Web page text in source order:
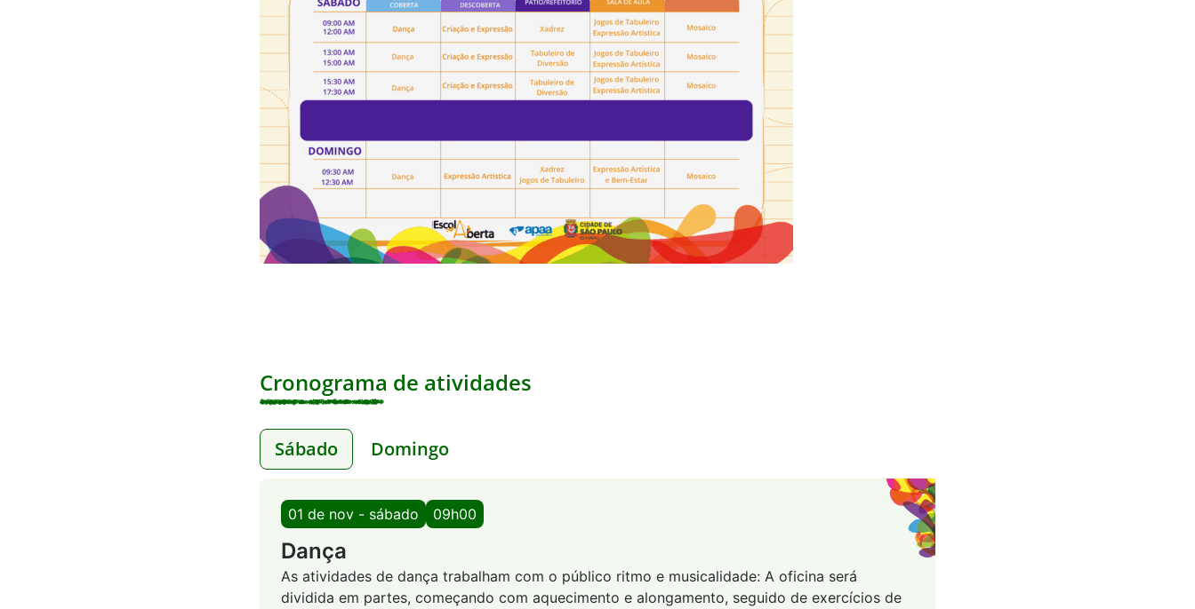
Cronograma de atividades
Sábado Domingo
01 de nov - sábado 09h00
Dança
As atividades de dança trabalham com o público ritmo e musicalidade: A oficina será
dividida em partes, começando com aquecimento e alongamento, seguido de exercícios de